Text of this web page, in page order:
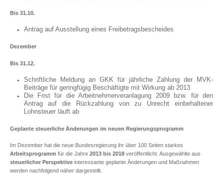
Bis 31.10.
Antrag auf Ausstellung eines Freibetragsbescheides
Dezember
Bis 31.12.
Schriftliche Meldung an GKK für jährliche Zahlung der MVK-
Beiträge für geringfügig Beschäftigte mit Wirkung ab 2013
Die Frist für die Arbeitnehmerveranlagung 2009 bzw. für den
Antrag auf die Rückzahlung von zu Unrecht einbehaltener
Lohnsteuer läuft ab
Geplante steuerliche Änderungen im neuen Regierungsprogramm
Im Dezember hat die neue Bundesregierung ihr über 100 Seiten starkes
Arbeitsprogramm für die Jahre 2013 bis 2018 veröffentlicht. Ausgewählte aus
steuerlicher Perspektive interessante geplante Änderungen und Maßnahmen
werden nachfolgend näher dargestellt.